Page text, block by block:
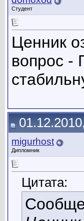
Студент
Ценник
вопрос -
migurhost
Дипломник
Цитата: